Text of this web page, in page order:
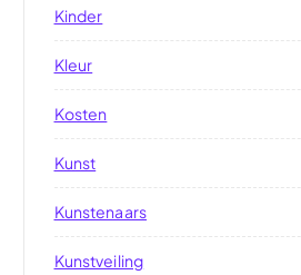
Kinder
Kleur
Kosten
Kunst
Kunstenaars
Kunstveiling